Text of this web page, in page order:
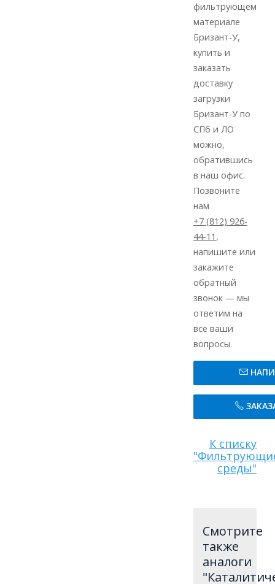
мм;
Насыпная
плотность
- 1,6 г/
см3;
Средняя
плотность
- 2,87 г/
см3;
- 42,7%;
годных
-
диаметр
- 1,21
мм;
- 1,36;
загрузки
для
- 1,29 /
0,70;
- 0,47%
Свернуть
фильтрующем
материале
Бризант-У,
купить и
заказать
доставку
загрузки
Бризант-У по
СПб и ЛО
можно,
обратившись
в наш офис.
Позвоните
нам
+7 (812) 926-
44-11 ,
напишите или
закажите
обратный
звонок — мы
ответим на
все ваши
вопросы.
К списку
среды"
Смотрите
также
aналоги